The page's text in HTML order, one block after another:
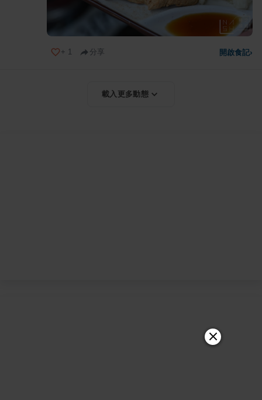
+ 1 分享 開啟食記›
載入更多動態